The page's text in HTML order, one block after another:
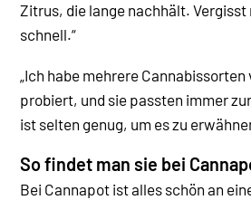
Zitrus, die lange nachhält. Vergisst
schnell.“
„Ich habe mehrere Cannabissorten
probiert, und sie passten immer
ist selten genug, um es zu
So findet man sie bei
Bei Cannapot ist alles schön an